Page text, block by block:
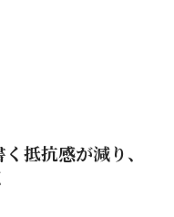
抵抗感が減り、